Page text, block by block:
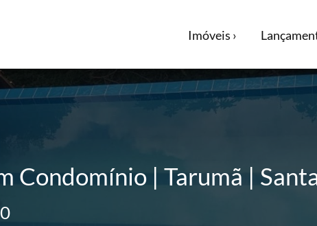
Imóveis ›
Condomínio | Tarumã |